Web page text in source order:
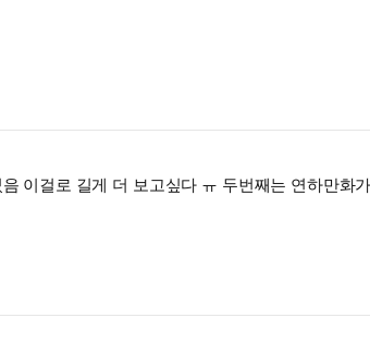
이걸로 길게 더 보고싶다 ㅠ 두번째는 연하만